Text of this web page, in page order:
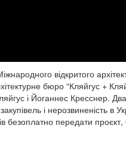
відкритого
бюро “Кляйгус +
і Йоганнес Кресснер.
і нерозвиненість в
безоплатно передати